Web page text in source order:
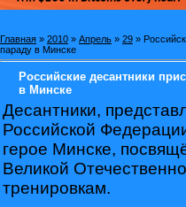
Главная » 2010 » Апрель » 29 »
параду в Минске
Российские десантники
в Минске
Десантники,
Российской
герое Минске,
Великой
тренировкам.